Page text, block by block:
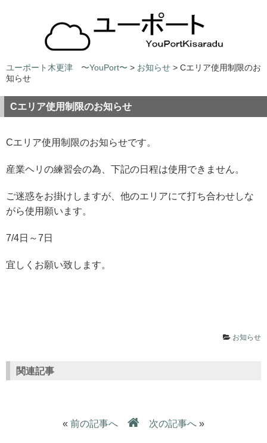
ユーポート木更津 〜YouPort〜 > お知らせ > Cエリア使用制限のお
知らせ
Cエリア使用制限のお知らせ
Cエリア使用制限のお知らせです。
産業ヘリの練習会の為、下記の日程は使用できません。
ご迷惑をお掛けしますが、他のエリアにて打ち合わせしな
がら使用願います。
7/4日～7日
宜しくお願い致します。
お知らせ
関連記事
« 前の記事へ 次の記事へ »